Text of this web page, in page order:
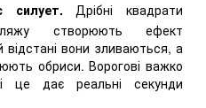
силует. Дрібні квадрати
створюють ефект
відстані вони зливаються, а
обриси. Ворогові важко
це дає реальні секунди